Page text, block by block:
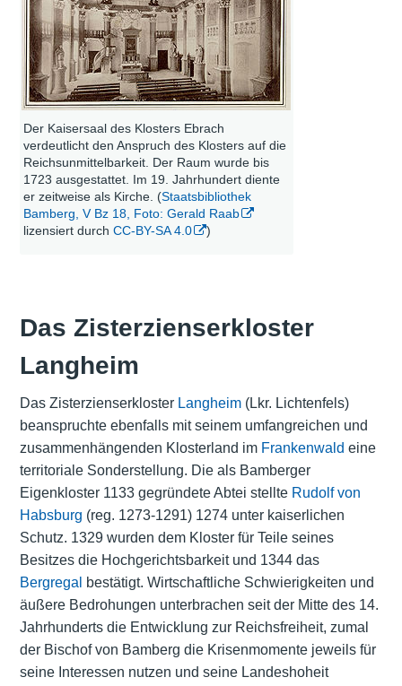
Der Kaisersaal des Klosters Ebrach
verdeutlicht den Anspruch des Klosters auf die
Reichsunmittelbarkeit. Der Raum wurde bis
1723 ausgestattet. Im 19. Jahrhundert diente
er zeitweise als Kirche. (Staatsbibliothek
Bamberg, V Bz 18, Foto: Gerald Raab
lizensiert durch CC-BY-SA 4.0 )
Das Zisterzienserkloster
Langheim
Das Zisterzienserkloster Langheim(Lkr. Lichtenfels)
beanspruchte ebenfalls mit seinem umfangreichen und
zusammenhängenden Klosterland im Frankenwald eine
territoriale Sonderstellung. Die als Bamberger
Eigenkloster 1133 gegründete Abtei stellte Rudolf von
Habsburg (reg. 1273-1291) 1274 unter kaiserlichen
Schutz. 1329 wurden dem Kloster für Teile seines
Besitzes die Hochgerichtsbarkeit und 1344 das
Bergregal
bestätigt. Wirtschaftliche Schwierigkeiten und
äußere Bedrohungen unterbrachen seit der Mitte des 14.
Jahrhunderts die Entwicklung zur Reichsfreiheit, zumal
der Bischof von Bamberg die Krisenmomente jeweils für
seine Interessen nutzen und seine Landeshoheit